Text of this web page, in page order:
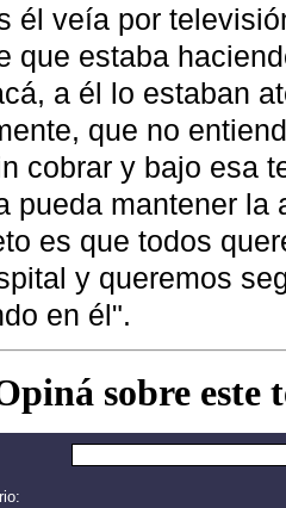
él veía por
que estaba
a él lo estaban
que no
cobrar y bajo esa
pueda mantener la
es que todos
y queremos
en él".
sobre este